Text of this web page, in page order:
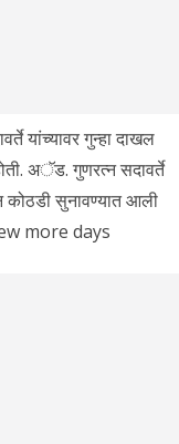
यांच्यावर गुन्हा दाखल
अॅड. गुणरत्न सदावर्ते
कोठडी सुनावण्यात आली
more days